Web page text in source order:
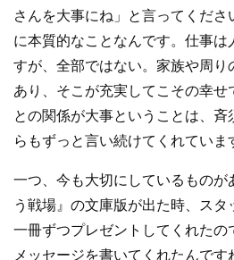
さんを大事にね」と言ってくださ
に本質的なことなんです。仕事
すが、全部ではない。家族や周り
あり、そこが充実してこその幸せ
との関係が大事ということは、
らもずっと言い続けてくれていま
一つ、今も大切にしているものが
う戦場』の文庫版が出た時、ス
一冊ずつプレゼントしてくれたの
メッセージを書いてくれたんで